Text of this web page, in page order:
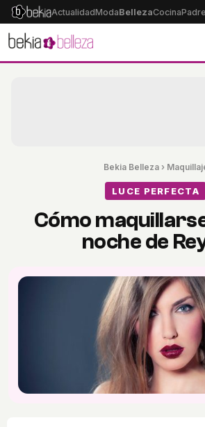
ActualidadModaBellezaCocina
Bekia Belleza›
LUCE PERFECTA
Cómo
noche de